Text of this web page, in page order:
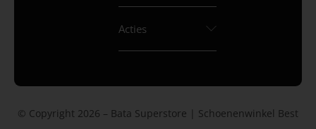
Acties
© Copyright 2026 – Bata Superstore | Schoenenwinkel Best